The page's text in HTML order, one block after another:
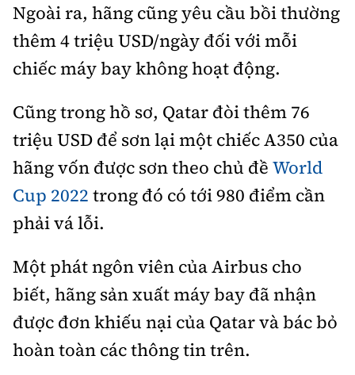
Ngoài ra, hãng cũng yêu cầu bồi thường
thêm 4 triệu USD/ngày đối với mỗi
chiếc máy bay không hoạt động.
Cũng trong hồ sơ, Qatar đòi thêm 76
triệu USD để sơn lại một chiếc A350 của
hãng vốn được sơn theo chủ đề World
Cup 2022 trong đó có tới 980 điểm cần
phải vá lỗi.
Một phát ngôn viên của Airbus cho
biết, hãng sản xuất máy bay đã nhận
được đơn khiếu nại của Qatar và bác bỏ
hoàn toàn các thông tin trên.